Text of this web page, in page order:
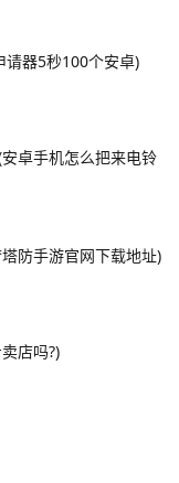
器5秒100个安卓)
卓手机怎么把来电铃
防手游官网下载地址)
店吗?)